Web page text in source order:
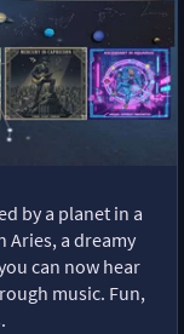
by a planet in a
Aries, a dreamy
can now hear
music. Fun,